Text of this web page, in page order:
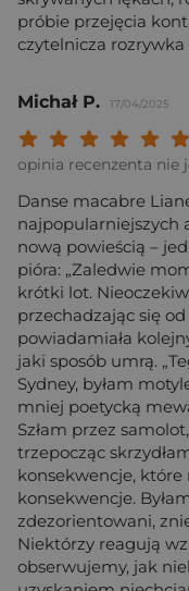
próbie przejęcia
czytelnicza rozrywka
Michał P. 17/04/2025
Twoja
Twoja ocena:
Twoja ocena:
Twoja ocena:
opinia recenzenta nie
Danse macabre
najpopularniejszych
nową powieścią –
pióra: „Zaledwie
krótki lot.
przechadzając się
powiadamiała
jaki sposób umrą.
Sydney, byłam
mniej poetycką
Szłam przez
trzepocząc
konsekwencje, które
konsekwencje.
zdezorientowani,
Niektórzy reagują
obserwujemy, jak